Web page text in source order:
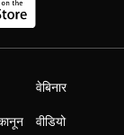
वेबिनार
वीडियो